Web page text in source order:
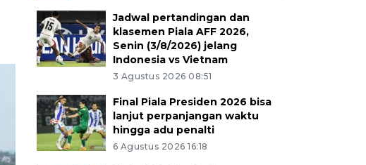
Jadwal pertandingan dan
klasemen Piala AFF 2026,
Senin (3/8/2026) jelang
Indonesia vs Vietnam
3 Agustus 2026 08:51
Final Piala Presiden 2026 bisa
lanjut perpanjangan waktu
hingga adu penalti
6 Agustus 2026 16:18